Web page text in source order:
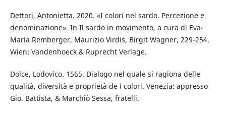
Dettori, Antonietta. 2020. «I colori nel sardo. Percezione e
denominazione». In Il sardo in movimento, a cura di Eva-
Maria Remberger, Maurizio Virdis, Birgit Wagner, 229-254.
Wien: Vandenhoeck & Ruprecht Verlage.
Dolce, Lodovico. 1565. Dialogo nel quale si ragiona delle
qualità, diversità e proprietà de i colori. Venezia: appresso
Gio. Battista, & Marchiò Sessa, fratelli.